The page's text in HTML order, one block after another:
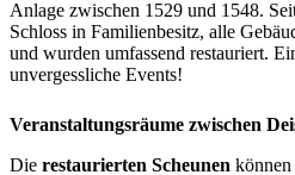
Anlage zwischen 1529 und 1548.
Schloss in Familienbesitz, alle
und wurden umfassend restauriert.
unvergessliche Events!
Veranstaltungsräume zwischen
Die restaurierten Scheunen können